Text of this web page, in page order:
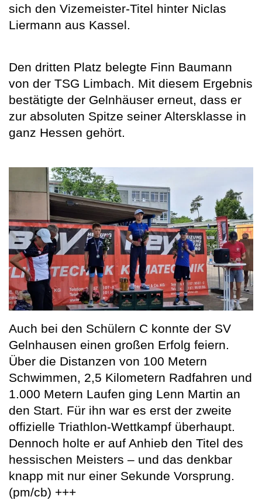
sich den Vizemeister-Titel hinter Niclas
Liermann aus Kassel.
Den dritten Platz belegte Finn Baumann
von der TSG Limbach. Mit diesem Ergebnis
bestätigte der Gelnhäuser erneut, dass er
zur absoluten Spitze seiner Altersklasse in
ganz Hessen gehört.
Auch bei den Schülern C konnte der SV
Gelnhausen einen großen Erfolg feiern.
Über die Distanzen von 100 Metern
Schwimmen, 2,5 Kilometern Radfahren und
1.000 Metern Laufen ging Lenn Martin an
den Start. Für ihn war es erst der zweite
offizielle Triathlon-Wettkampf überhaupt.
Dennoch holte er auf Anhieb den Titel des
hessischen Meisters – und das denkbar
knapp mit nur einer Sekunde Vorsprung.
(pm/cb) +++